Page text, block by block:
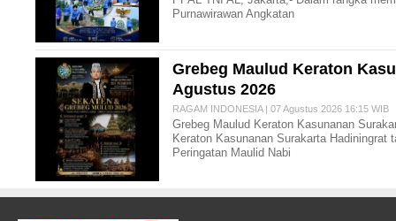
Purnawirawan Angkatan
Grebeg Maulud Keraton
Agustus 2026
RAGAM INDONESIA | 07 Agustus 2026 16:15 WIB
Grebeg Maulud Keraton Kasunanan
Keraton Kasunanan Surakarta Hadiningrat
Peringatan Maulid Nabi